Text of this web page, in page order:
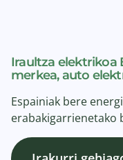
Iraultza elektrikoa
merkea, auto
Espainiak bere
erabakigarrienetako